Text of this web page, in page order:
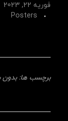
فوریه 22, 2023
Posters
برچسب ها: